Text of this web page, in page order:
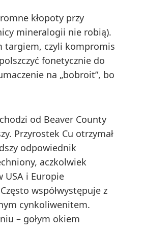
kłopoty przy
mineralogii nie robią).
targiem, czyli kompromis
fonetycznie do
na „bobroit”, bo
od Beaver County
Przyrostek Cu otrzymał
odpowiednik
aczkolwiek
USA i Europie
współwystępuje z
cynkoliwenitem.
– gołym okiem